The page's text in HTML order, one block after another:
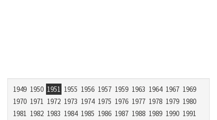
1949 1950 1951 1955 1956 1957 1959 1963 1964 1967 1969
1970 1971 1972 1973 1974 1975 1976 1977 1978 1979 1980
1981 1982 1983 1984 1985 1986 1987 1988 1989 1990 1991